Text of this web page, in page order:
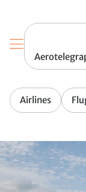
Airlines